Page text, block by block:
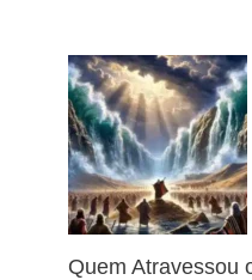
Quem Atravessou